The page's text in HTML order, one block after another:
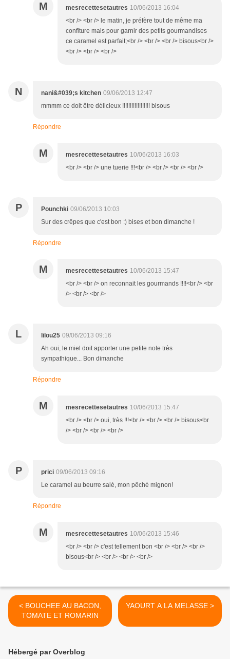
M mesrecettesetautres 10/06/2013 16:04
<br /> <br /> le matin, je préfère tout de même ma
confiture mais pour garnir des petits gourmandises
ce caramel est parfait;<br /> <br /> <br /> bisous<br />
<br /> <br /> <br />
N nani&#039;s kitchen 09/06/2013 12:47
mmmm ce doit être délicieux !!!!!!!!!!!!!!!!!! bisous
Répondre
M mesrecettesetautres 10/06/2013 16:03
<br /> <br /> une tuerie !!!<br /> <br /> <br /> <br />
P Pounchki 09/06/2013 10:03
Sur des crêpes que c'est bon :) bises et bon dimanche !
Répondre
M mesrecettesetautres 10/06/2013 15:47
<br /> <br /> on reconnait les gourmands !!!!<br /> <br
/> <br /> <br />
L lilou25 09/06/2013 09:16
Ah oui, le miel doit apporter une petite note très
sympathique... Bon dimanche
Répondre
M mesrecettesetautres 10/06/2013 15:47
<br /> <br /> oui, très !!!<br /> <br /> <br /> bisous<br
/> <br /> <br /> <br />
P prici 09/06/2013 09:16
Le caramel au beurre salé, mon pêché mignon!
Répondre
M mesrecettesetautres 10/06/2013 15:46
<br /> <br /> c'est tellement bon <br /> <br /> <br />
bisous<br /> <br /> <br /> <br />
< BOUCHEE AU BACON,
TOMATE ET ROMARIN
YAOURT A LA MELASSE >
Hébergé par Overblog